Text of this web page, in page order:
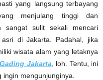
yang langsung terbayang
menjulang tinggi dan
sangat sulit sekali mencari
di Jakarta. Padahal, jika
wisata alam yang letaknya
Jakarta , loh. Tentu, ini
mengunjunginya.